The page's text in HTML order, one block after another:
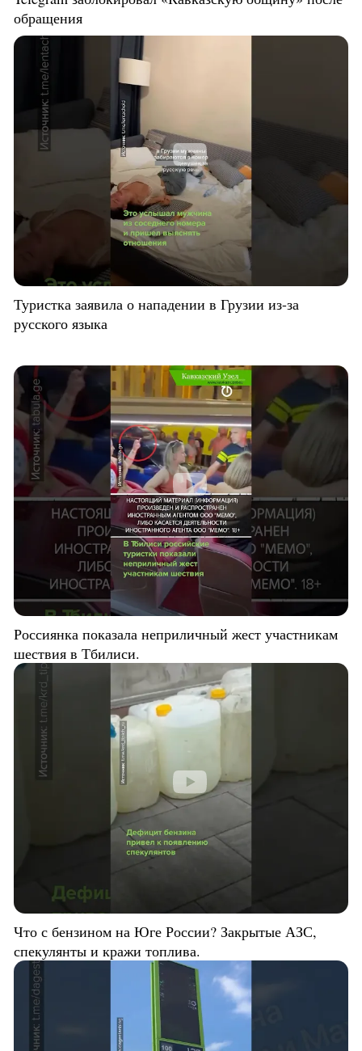
обращения
Туристка заявила о нападении в Грузии из-за
русского языка
Россиянка показала неприличный жест участникам
шествия в Тбилиси.
Что с бензином на Юге России? Закрытые АЗС,
спекулянты и кражи топлива.